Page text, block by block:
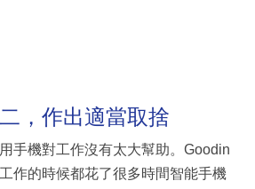
，作出適當取捨
手機對工作沒有太大幫助。Goodin
作的時候都花了很多時間智能手機